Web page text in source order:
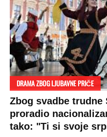
DRAMA ZBOG LJUBAVNE PRIČE
Zbog svadbe trudne
proradio
tako: "Ti si svoje